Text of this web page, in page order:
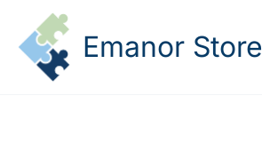
contenu
Emanor Store